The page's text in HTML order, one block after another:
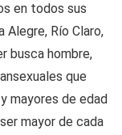
en todos sus
Alegre, Río Claro,
busca hombre,
que
mayores de edad
mayor de cada